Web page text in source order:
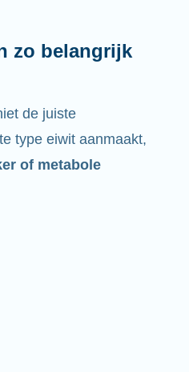
zo belangrijk
de juiste
type eiwit aanmaakt,
of metabole